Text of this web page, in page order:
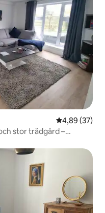
4,89 av 5 i
4,89 (37)
stor trädgård –